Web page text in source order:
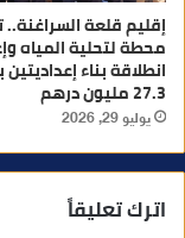
إقليم قلعة
محطة لتحلية المياه
انطلاقة بناء
27.3 مليون درهم
يوليو 29, 2026
اترك تعليقاً